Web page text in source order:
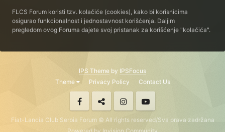
FLCS Forum koristi tzv. kolačiće (cookies), kako bi korisnicima
osigurao funkcionalnost i jednostavnost korišćenja. Daljim
pregledom ovog Foruma dajete svoj pristanak za korišćenje "kolačića".
IPS Theme by IPSFocus
Theme
Privacy Policy Contact Us
Fiat-Lancia Club Serbia Forum © All rights reserved/Sva prava zadržana